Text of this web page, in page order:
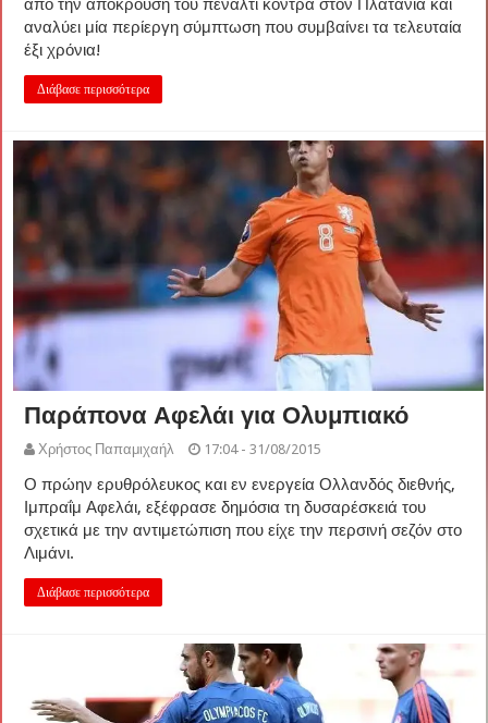
από την απόκρουση του πέναλτι κόντρα στον Πλατανιά και
αναλύει μία περίεργη σύμπτωση που συμβαίνει τα τελευταία
έξι χρόνια!
Διάβασε περισσότερα
Παράπονα Αφελάι για Ολυμπιακό
Χρήστος Παπαμιχαήλ 17:04 - 31/08/2015
Ο πρώην ερυθρόλευκος και εν ενεργεία Ολλανδός διεθνής,
Ιμπραΐμ Αφελάι, εξέφρασε δημόσια τη δυσαρέσκειά του
σχετικά με την αντιμετώπιση που είχε την περσινή σεζόν στο
Λιμάνι.
Διάβασε περισσότερα